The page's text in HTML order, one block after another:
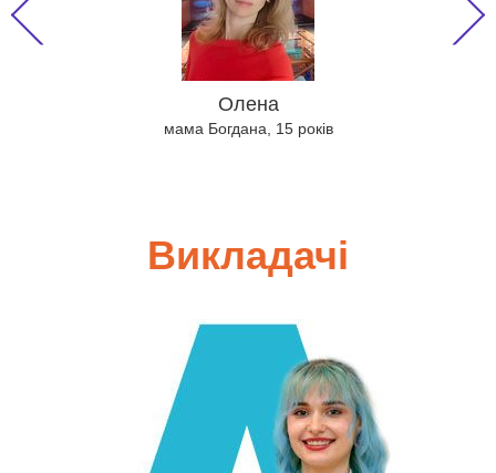
Олена
мама Богдана, 15 років
Наталія
Олена
Оксана
Віталій
Викладачі